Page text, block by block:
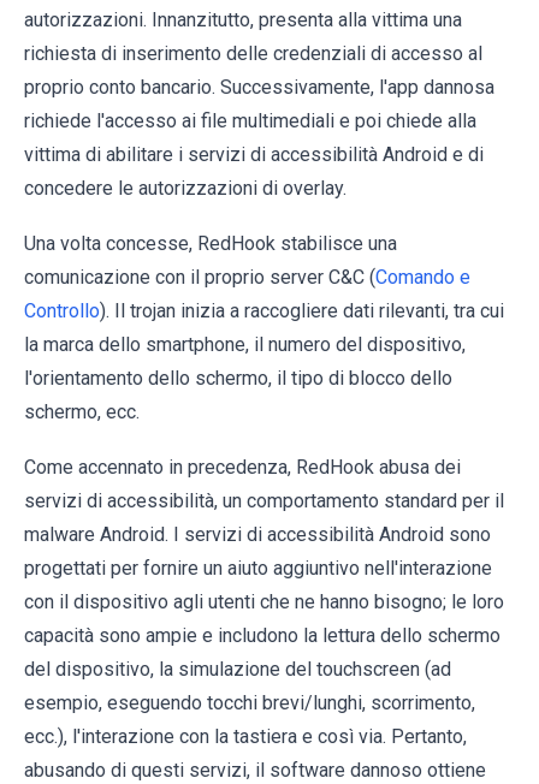
autorizzazioni. Innanzitutto, presenta alla vittima una
richiesta di inserimento delle credenziali di accesso al
proprio conto bancario. Successivamente, l'app dannosa
richiede l'accesso ai file multimediali e poi chiede alla
vittima di abilitare i servizi di accessibilità Android e di
concedere le autorizzazioni di overlay.
Una volta concesse, RedHook stabilisce una
comunicazione con il proprio server C&C (Comando e
Controllo). Il trojan inizia a raccogliere dati rilevanti, tra cui
la marca dello smartphone, il numero del dispositivo,
l'orientamento dello schermo, il tipo di blocco dello
schermo, ecc.
Come accennato in precedenza, RedHook abusa dei
servizi di accessibilità, un comportamento standard per il
malware Android. I servizi di accessibilità Android sono
progettati per fornire un aiuto aggiuntivo nell'interazione
con il dispositivo agli utenti che ne hanno bisogno; le loro
capacità sono ampie e includono la lettura dello schermo
del dispositivo, la simulazione del touchscreen (ad
esempio, eseguendo tocchi brevi/lunghi, scorrimento,
ecc.), l'interazione con la tastiera e così via. Pertanto,
abusando di questi servizi, il software dannoso ottiene